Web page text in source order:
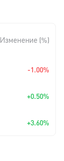
Изменение (%)
-1.00%
+0.50%
+3.60%